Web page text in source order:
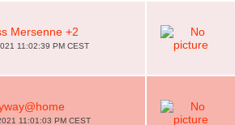
Mersenne +2
11:02:39 PM CEST
11:01:03 PM CEST